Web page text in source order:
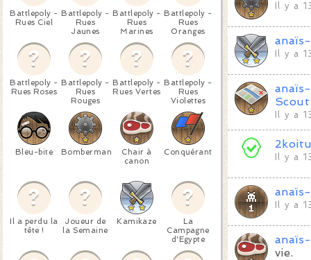
Battlepoly -
Rues Ciel
Battlepoly -
Rues
Jaunes
Battlepoly -
Rues
Marines
Battlepoly -
Rues
Oranges
Battlepoly -
Rues Roses
Battlepoly -
Rues
Rouges
Battlepoly -
Rues Vertes
Battlepoly -
Rues
Violettes
Bleu-bite Bomberman
Chair à
canon
Conquérant
Il a perdu la
tête !
Joueur de
la Semaine
Kamikaze
La
Campagne
d'Egypte
Il y a
Il y a
Scout
Il y a
Il y a
Il y a
vie.